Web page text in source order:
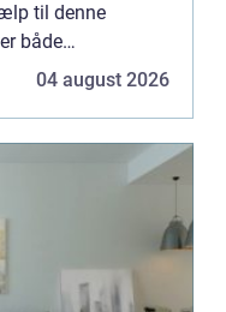
til denne
både
muli...
04 august 2026